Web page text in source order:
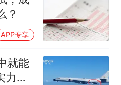
车卖不动，40万以上
万人报名的考试，成绩
？
APP专享
就能
力有